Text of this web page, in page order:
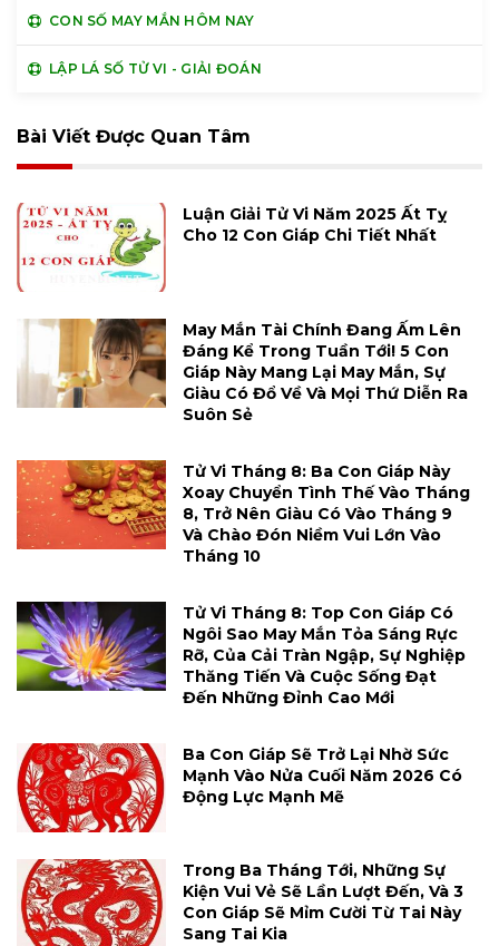
CON SỐ MAY MẮN HÔM NAY
LẬP LÁ SỐ TỬ VI - GIẢI ĐOÁN
Bài Viết Được Quan Tâm
Luận Giải Tử Vi Năm 2025 Ất Tỵ
Cho 12 Con Giáp Chi Tiết Nhất
May Mắn Tài Chính Đang Ấm Lên
Đáng Kể Trong Tuần Tới! 5 Con
Giáp Này Mang Lại May Mắn, Sự
Giàu Có Đổ Về Và Mọi Thứ Diễn Ra
Suôn Sẻ
Tử Vi Tháng 8: Ba Con Giáp Này
Xoay Chuyển Tình Thế Vào Tháng
8, Trở Nên Giàu Có Vào Tháng 9
Và Chào Đón Niềm Vui Lớn Vào
Tháng 10
Tử Vi Tháng 8: Top Con Giáp Có
Ngôi Sao May Mắn Tỏa Sáng Rực
Rỡ, Của Cải Tràn Ngập, Sự Nghiệp
Thăng Tiến Và Cuộc Sống Đạt
Đến Những Đỉnh Cao Mới
Ba Con Giáp Sẽ Trở Lại Nhờ Sức
Mạnh Vào Nửa Cuối Năm 2026 Có
Động Lực Mạnh Mẽ
Trong Ba Tháng Tới, Những Sự
Kiện Vui Vẻ Sẽ Lần Lượt Đến, Và 3
Con Giáp Sẽ Mỉm Cười Từ Tai Này
Sang Tai Kia